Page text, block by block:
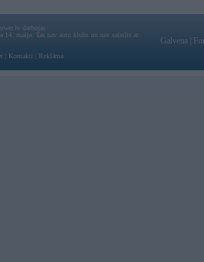
darbojas
14. maija. Tas nav auto klubs un nav saistīts ar
Kontakti Reklāma
Galvena